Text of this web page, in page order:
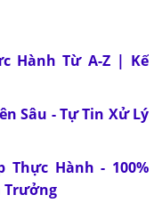
Hành Từ A-Z | Kế
Sâu - Tự Tin Xử Lý
Thực Hành - 100%
Trưởng